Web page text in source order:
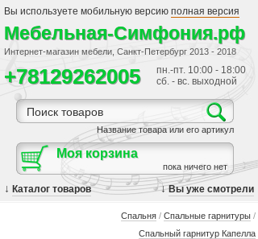
Вы используете мобильную версию полная версия
Мебельная-Симфония.рф
Интернет-магазин мебели, Санкт-Петербург 2013 - 2018
+78129262005
пн.-пт. 10:00 - 18:00
сб. - вс. выходной
Название товара или его артикул
Моя корзина
пока ничего нет
↓ Каталог товаров ↓ Вы уже смотрели
Спальня / Спальные гарнитуры /
Спальный гарнитур Капелла